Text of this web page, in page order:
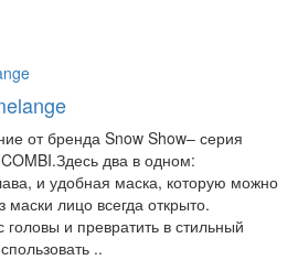
от бренда Snow Show– серия
два в одном:
и удобная маска, которую можно
маски лицо всегда открыто.
и превратить в стильный
..